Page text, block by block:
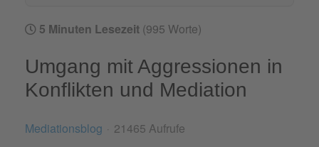
5 Minuten Lesezeit (995 Worte)
Umgang mit Aggressionen in
Konflikten und Mediation
Mediationsblog
21465 Aufrufe